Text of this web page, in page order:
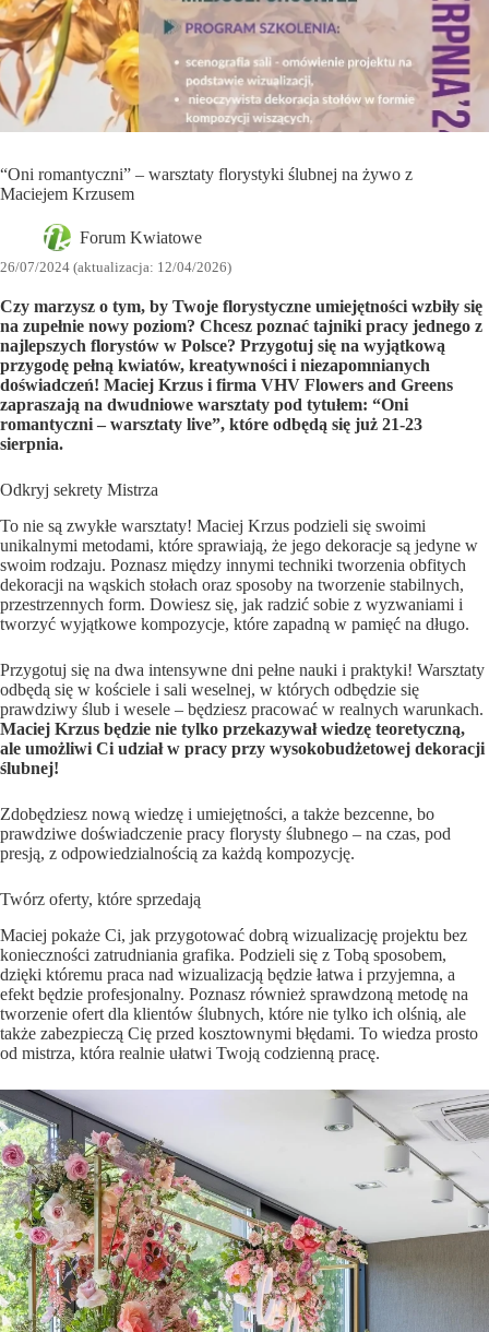
“Oni romantyczni” – warsztaty florystyki ślubnej na żywo z
Maciejem Krzusem
Forum Kwiatowe
26/07/2024 (aktualizacja: 12/04/2026)
Czy marzysz o tym, by Twoje florystyczne umiejętności wzbiły się
na zupełnie nowy poziom? Chcesz poznać tajniki pracy jednego z
najlepszych florystów w Polsce? Przygotuj się na wyjątkową
przygodę pełną kwiatów, kreatywności i niezapomnianych
doświadczeń! Maciej Krzus i firma VHV Flowers and Greens
zapraszają na dwudniowe warsztaty pod tytułem: “Oni
romantyczni – warsztaty live”, które odbędą się już 21-23
sierpnia.
Odkryj sekrety Mistrza
To nie są zwykłe warsztaty! Maciej Krzus podzieli się swoimi
unikalnymi metodami, które sprawiają, że jego dekoracje są jedyne w
swoim rodzaju. Poznasz między innymi techniki tworzenia obfitych
dekoracji na wąskich stołach oraz sposoby na tworzenie stabilnych,
przestrzennych form. Dowiesz się, jak radzić sobie z wyzwaniami i
tworzyć wyjątkowe kompozycje, które zapadną w pamięć na długo.
Przygotuj się na dwa intensywne dni pełne nauki i praktyki! Warsztaty
odbędą się w kościele i sali weselnej, w których odbędzie się
prawdziwy ślub i wesele – będziesz pracować w realnych warunkach.
Maciej Krzus będzie nie tylko przekazywał wiedzę teoretyczną,
ale umożliwi Ci udział w pracy przy wysokobudżetowej dekoracji
ślubnej!
Zdobędziesz nową wiedzę i umiejętności, a także bezcenne, bo
prawdziwe doświadczenie pracy florysty ślubnego – na czas, pod
presją, z odpowiedzialnością za każdą kompozycję.
Twórz oferty, które sprzedają
Maciej pokaże Ci, jak przygotować dobrą wizualizację projektu bez
konieczności zatrudniania grafika. Podzieli się z Tobą sposobem,
dzięki któremu praca nad wizualizacją będzie łatwa i przyjemna, a
efekt będzie profesjonalny. Poznasz również sprawdzoną metodę na
tworzenie ofert dla klientów ślubnych, które nie tylko ich olśnią, ale
także zabezpieczą Cię przed kosztownymi błędami. To wiedza prosto
od mistrza, która realnie ułatwi Twoją codzienną pracę.